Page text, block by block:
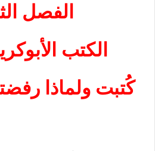
الفصل
الكتب
كُتبت ولماذا